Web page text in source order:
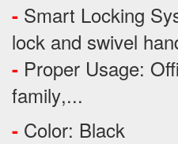
- Smart Locking
lock and swivel
- Proper Usage:
family,...
- Color: Black